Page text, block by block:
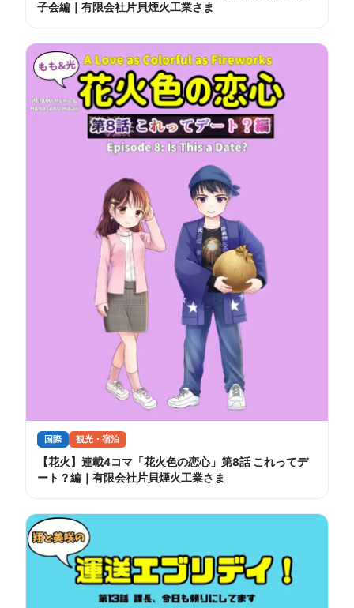
子会編｜有限会社片貝煙火工業さま
国際 観光・宿泊
【花火】連載4コマ「花火色の恋心」第8話 これってデ
ート？編｜有限会社片貝煙火工業さま